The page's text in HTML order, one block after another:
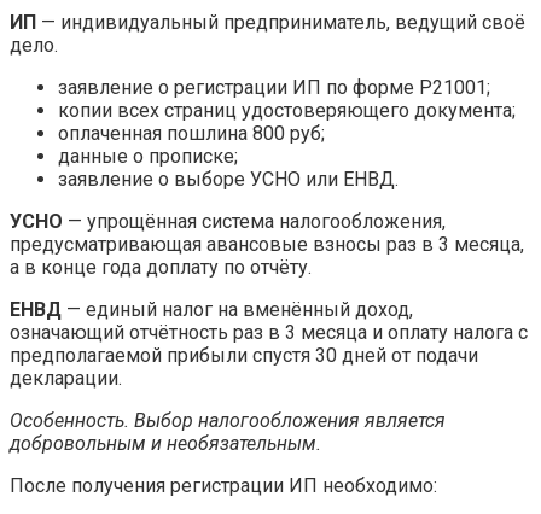
ИП — индивидуальный предприниматель, ведущий своё
дело.
заявление о регистрации ИП по форме Р21001;
копии всех страниц удостоверяющего документа;
оплаченная пошлина 800 руб;
данные о прописке;
заявление о выборе УСНО или ЕНВД.
УСНО — упрощённая система налогообложения,
предусматривающая авансовые взносы раз в 3 месяца,
а в конце года доплату по отчёту.
ЕНВД — единый налог на вменённый доход,
означающий отчётность раз в 3 месяца и оплату налога с
предполагаемой прибыли спустя 30 дней от подачи
декларации.
Особенность. Выбор налогообложения является
добровольным и необязательным.
После получения регистрации ИП необходимо: